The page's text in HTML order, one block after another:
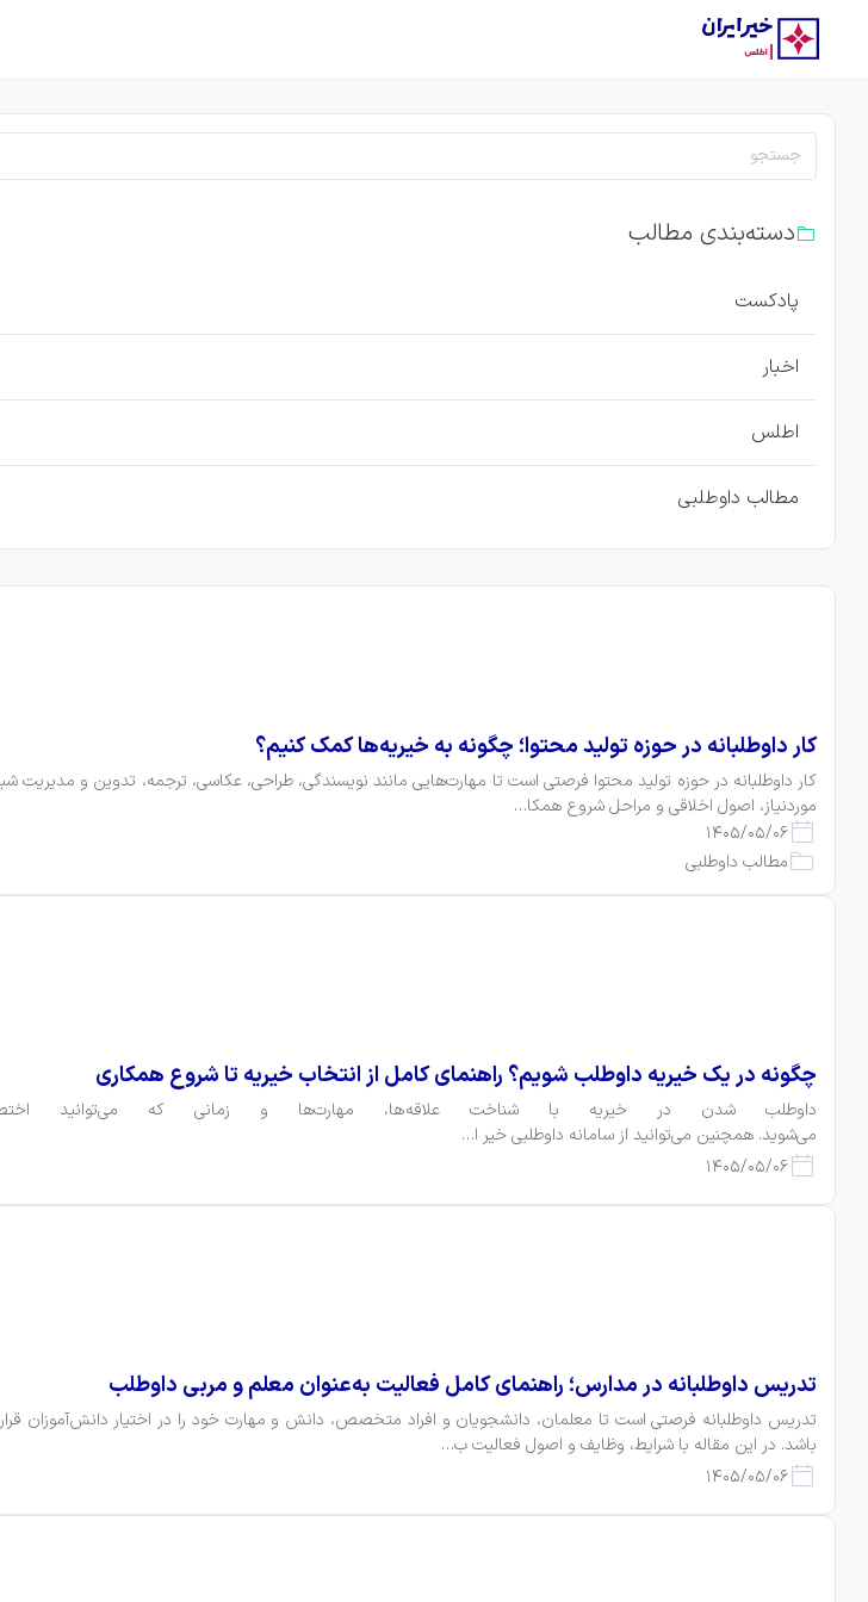
دسته‌بندی مطالب
پادکست
اخبار
اطلس
مطالب داوطلبی
کار داوطلبانه در حوزه تولید محتوا؛ چگونه به خیریه‌ها کمک کنیم؟
موردنیاز، اصول اخلاقی و مراحل شروع همکا…
1405/05/06
مطالب داوطلبی
چگونه در یک خیریه داوطلب شویم؟ راهنمای کامل از انتخاب خیریه تا شروع همکاری
می‌شوید. همچنین می‌توانید از سامانه داوطلبی خیر ا…
1405/05/06
تدریس داوطلبانه در مدارس؛ راهنمای کامل فعالیت به‌عنوان معلم و مربی داوطلب
باشد. در این مقاله با شرایط، وظایف و اصول فعالیت ب…
1405/05/06